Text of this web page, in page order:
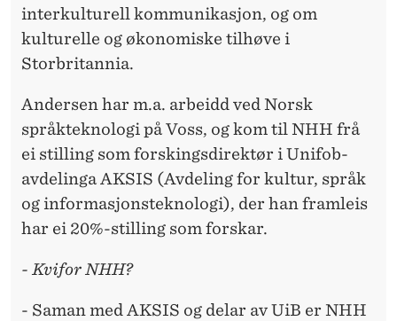
interkulturell kommunikasjon, og om
kulturelle og økonomiske tilhøve i
Storbritannia.
Andersen har m.a. arbeidd ved Norsk
språkteknologi på Voss, og kom til NHH frå
ei stilling som forskingsdirektør i Unifob-
avdelinga AKSIS (Avdeling for kultur, språk
og informasjonsteknologi), der han framleis
har ei 20%-stilling som forskar.
- Kvifor NHH?
- Saman med AKSIS og delar av UiB er NHH